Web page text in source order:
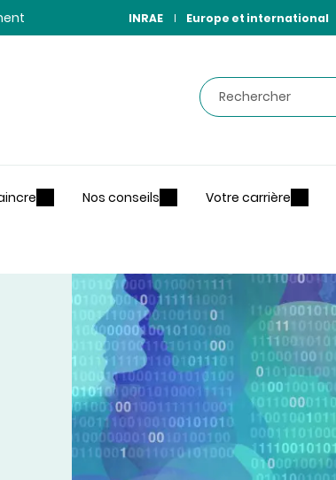
INRAE Europe et international
Rechercher
Nos conseils Votre carrière